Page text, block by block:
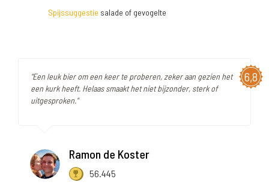
Spijssuggestie salade of gevogelte
6,8
"Een leuk bier om een keer te proberen, zeker aan gezien het
een kurk heeft. Helaas smaakt het niet bijzonder, sterk of
uitgesproken."
Ramon de Koster
56.445